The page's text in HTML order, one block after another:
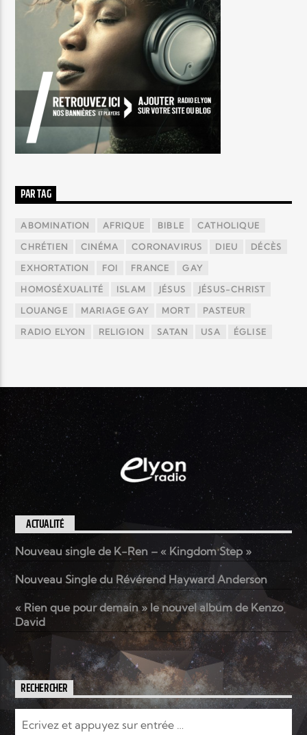
PAR TAG
ABOMINATION AFRIQUE BIBLE CATHOLIQUE
CHRÉTIEN CINÉMA CORONAVIRUS DIEU DÉCÈS
EXHORTATION FOI FRANCE GAY
HOMOSÉXUALITÉ ISLAM JÉSUS JÉSUS-CHRIST
LOUANGE MARIAGE GAY MORT PASTEUR
RADIO ELYON RELIGION SATAN USA ÉGLISE
ACTUALITÉ
Nouveau single de K-Ren – « Kingdom Step »
Nouveau Single du Révérend Hayward Anderson
« Rien que pour demain » le nouvel album de Kenzo
David
RECHERCHER